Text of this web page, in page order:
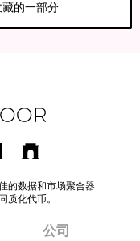
的一部分.
的数据和市场聚合器
质化代币。
公司